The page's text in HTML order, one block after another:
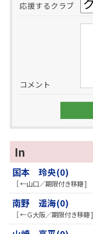
応援するクラブ
コメント
In
国本 玲央(0)
［ ←山口／期限付き移籍 ]
南野 遥海(0)
［ ←Ｇ大阪／期限付き移籍 ]